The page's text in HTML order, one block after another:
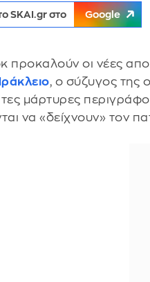
SKAI.gr στο Google
προκαλούν οι νέες
, ο σύζυγος της
μάρτυρες
να «δείχνουν» τον